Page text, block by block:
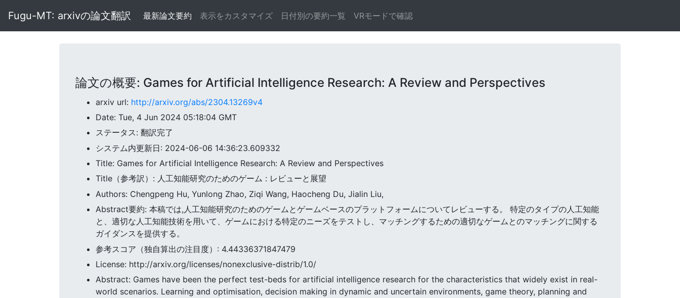
Fugu-MT: arxivの論文翻訳 最新論文要約 表示をカスタマイズ 日付別の要約一覧 VRモードで確認
論文の概要: Games for Artificial Intelligence Research: A Review and Perspectives
arxiv url: http://arxiv.org/abs/2304.13269v4
Date: Tue, 4 Jun 2024 05:18:04 GMT
ステータス: 翻訳完了
システム内更新日: 2024-06-06 14:36:23.609332
Title: Games for Artificial Intelligence Research: A Review and Perspectives
Title（参考訳）: 人工知能研究のためのゲーム : レビューと展望
Authors: Chengpeng Hu, Yunlong Zhao, Ziqi Wang, Haocheng Du, Jialin Liu,
Abstract要約: 本稿では,人工知能研究のためのゲームとゲームベースのプラットフォームについてレビューする。 特定のタイプの人工知能
と、適切な人工知能技術を用いて、ゲームにおける特定のニーズをテストし、マッチングするための適切なゲームとのマッチングに関する
ガイダンスを提供する。
参考スコア（独自算出の注目度）: 4.44336371847479
License: http://arxiv.org/licenses/nonexclusive-distrib/1.0/
Abstract: Games have been the perfect test-beds for artificial intelligence research for the characteristics that widely exist in real-
world scenarios. Learning and optimisation, decision making in dynamic and uncertain environments, game theory, planning and